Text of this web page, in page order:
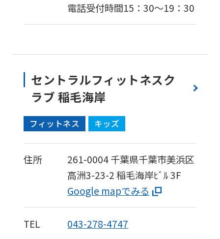
電話受付時間15：30～19：30
セントラルフィットネスク
ラブ 稲毛海岸
フィットネス キッズ
住所 261-0004千葉県千葉市美浜区
高洲3-23-2稲毛海岸ﾋﾞﾙ 3F
Google mapでみる
TEL 043-278-4747
For
Central
Sports
website
automatically
translated
into
English.
the